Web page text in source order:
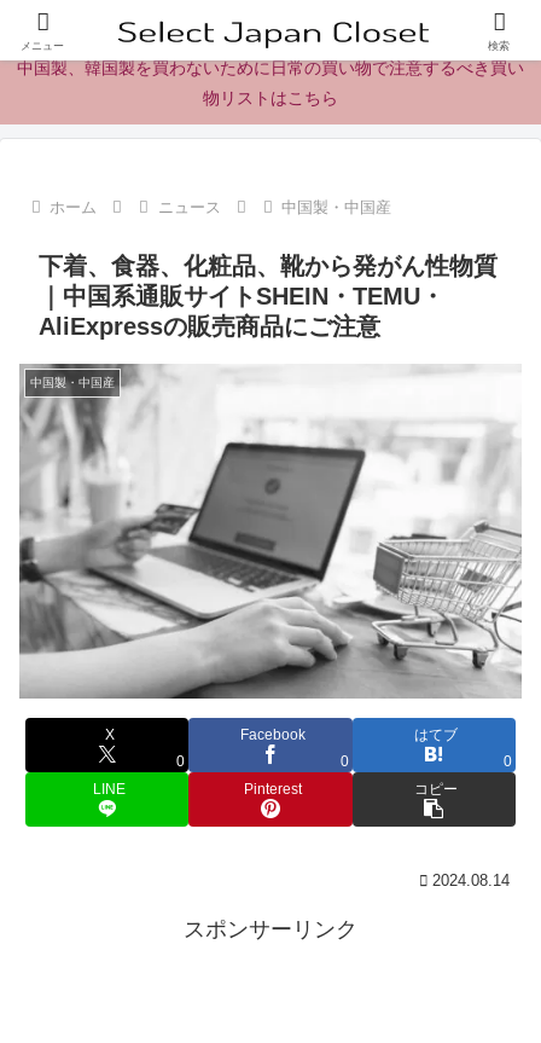
日本製の商品、製品、食品レビューとニュース
中国製、韓国製を買わないために日常の買い物で注意するべき買い
物リストはこちら
ホーム ニュース 中国製・中国産
下着、食器、化粧品、靴から発がん性物質
｜中国系通販サイトSHEIN・TEMU・
AliExpressの販売商品にご注意
中国製・中国産
X
0
Facebook
0
はてブ
0
LINE
Pinterest コピー
2024.08.14
スポンサーリンク
メニュー 検索